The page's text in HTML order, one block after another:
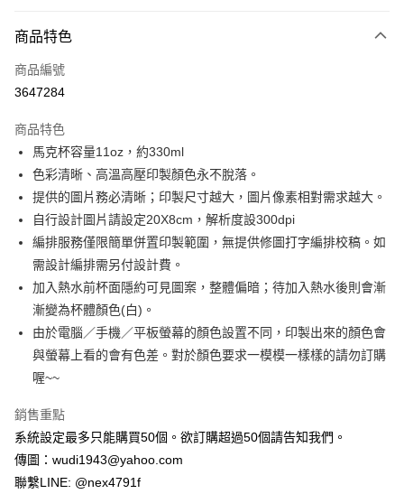
信用卡一次付款
超商取貨付款
Apple Pay
街口支付
悠遊付
Google Pay
全盈+PAY
AFTEE先享後付
相關說明
【關於「AFTEE先享後付」】
AFTEE先享後付是「在收到商品之後才付款」的支付方式。 讓您購物簡單
１．簡單：不需註冊會員、不需綁卡、不需儲值。
２．便利：只要手機號碼，簡訊認證，即可結帳。
３．安心：先確認商品／服務後，再付款。
【「AFTEE先享後付」結帳流程】
１．於結帳方式選擇「AFTEE先享後付」後，將跳轉至「AFTEE先享後付」
ATM付款
運送方式
全家付款取貨
每筆NT$65，滿NT$2,000(含以上)免運費
商品特色
商品編號
3647284
商品特色
馬克杯容量11oz，約330ml
色彩清晰、高溫高壓印製顏色永不脫落。
提供的圖片務必清晰；印製尺寸越大，圖片像素相對需求越大。
自行設計圖片請設定20X8cm，解析度設300dpi
編排服務僅限簡單併置印製範圍，無提供修圖打字編排校稿。如
需設計編排需另付設計費。
加入熱水前杯面隱約可見圖案，整體偏暗；待加入熱水後則會漸
漸變為杯體顏色(白)。
由於電腦／手機／平板螢幕的顏色設置不同，印製出來的顏色會
與螢幕上看的會有色差。對於顏色要求一模模一樣樣的請勿訂購
喔~~
銷售重點
系統設定最多只能購買50個。欲訂購超過50個請告知我們。
傳圖：wudi1943@yahoo.com
聯繫LINE: @nex4791f